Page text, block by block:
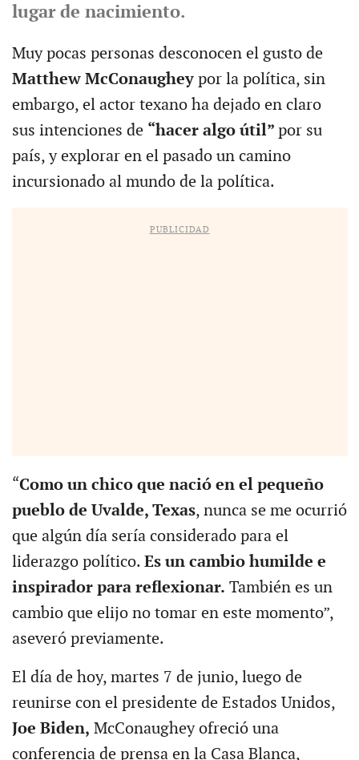
lugar de nacimiento.
Muy pocas personas desconocen el gusto de
Matthew McConaugheypor la política, sin
embargo, el actor texano ha dejado en claro
sus intenciones de “hacer algo útil” por su
país, y explorar en el pasado un camino
incursionado al mundo de la política.
PUBLICIDAD
“Como un chico que nació en el pequeño
pueblo de Uvalde, Texas, nunca se me ocurrió
que algún día sería considerado para el
liderazgo político. Es un cambio humilde e
inspirador para reflexionar. También es un
cambio que elijo no tomar en este momento”,
aseveró previamente.
El día de hoy, martes 7 de junio, luego de
reunirse con el presidente de Estados Unidos,
Joe Biden, McConaughey ofreció una
conferencia de prensa en la Casa Blanca,